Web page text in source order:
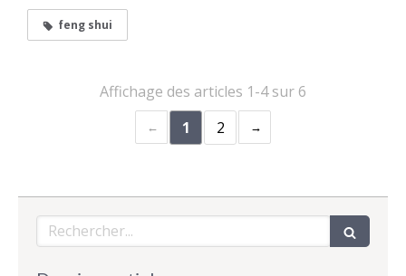
feng shui
Affichage des articles 1-4 sur 6
1
2
Rechercher